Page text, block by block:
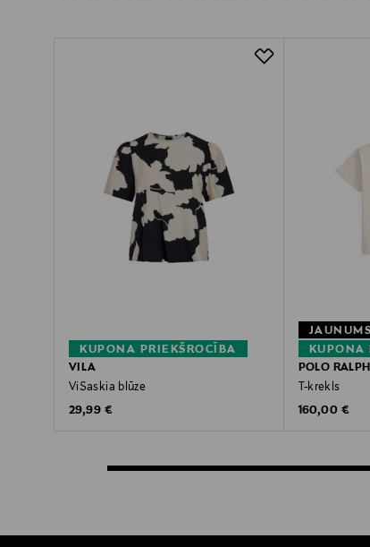
KUPONA PRIEKŠROCĪBA
VILA
ViSaskia blūze
Original Price
29,99 €
KUPONA
JAUNUMS
POLO
T-krekls
Original Price
160,00 €